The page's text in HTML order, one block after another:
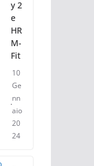
y 2
e
HR
M-
Fit
10
Ge
nn
aio
20
24